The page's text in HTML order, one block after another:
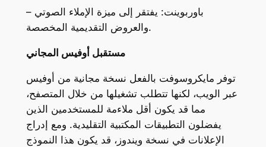
– باوربوينت: يفتقر إلى ميزة الإملاء الصوتي
والعروض التقديمية المخصصة.
مستقبل أوفيس المجاني
توفر مايكروسوفت بالفعل نسخة مجانية من أوفيس
عبر الويب، لكنها تتطلب تشغيلها من خلال المتصفح،
مما قد يكون أقل ملاءمة للمستخدمين الذين
يفضلون التطبيقات المكتبية التقليدية. ومع إدراج
الإعلانات في نسخة ويندوز، قد يكون هذا النموذج